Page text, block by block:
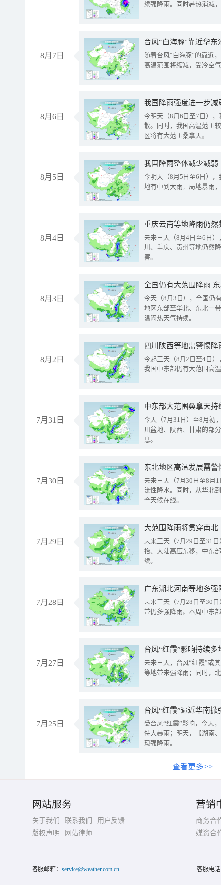
续强降雨。同时暑热消减
8月7日
台风“白海豚”靠近华
随着台风“白海豚”的靠近
高温范围将缩减，受冷空
8月6日
今明天（8月6日至7日）
散。同时，我国高温范围
区将有大范围桑拿天。
8月5日
我国降雨整体减少减弱
今明天（8月5日至6日）
地有中到大雨，局地暴雨
8月4日
重庆云南等地降雨仍然
未来三天（8月4日至6日
川、重庆、贵州等地仍然
害。
8月3日
全国仍有大范围降雨
今天（8月3日），全国仍
地区东部至华北、东北一
温闷热天气持续。
8月2日
今起三天（8月2日至4日
我国中东部仍有大范围高
7月31日
中东部大范围桑拿天
今天（7月31日）至8月初
川盆地、陕西、甘肃的部
息。
7月30日
东北地区高温发展需
未来三天（7月30日至8月
流性降水。同时，从华北
全天候在线。
7月29日
大范围降雨将贯穿南
未来三天（7月29日至31
抬、大陆高压东移，中东
续。
7月28日
广东湖北河南等地多
未来三天（7月28日至30
带仍多强降雨。本周中东
7月27日
台风“红霞”影响持续
未来三天，台风“红霞”或
等地带来强降雨；同时，
7月25日
台风“红霞”逼近华南
受台风“红霞”影响，今天
特大暴雨；明天，【湖南
现强降雨。
查看更多>>
网站服务
关于我们 联系我们
用户反馈
版权声明
网站律师
营销
商务合
媒资合
客服邮箱： service@weather.com.cn 客服电